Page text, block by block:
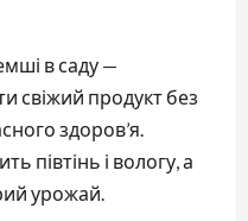
в саду —
свіжий продукт без
здоров’я.
півтінь і вологу, а
урожай.